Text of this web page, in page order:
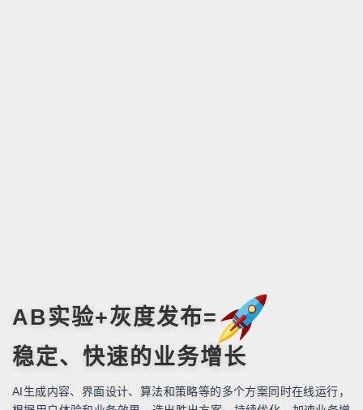
AB实验+灰度发布=
稳定、快速的业务增长
AI生成内容、界面设计、算法和策略等的多个方案同时在线运行，